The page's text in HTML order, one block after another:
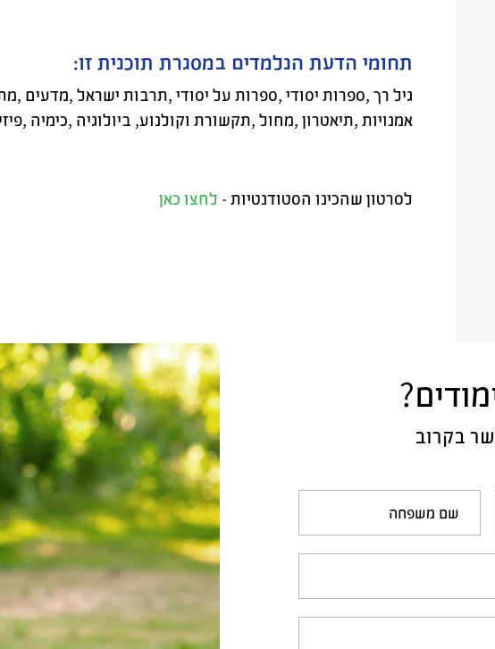
תחומי הדעת הנלמדים במסגרת תוכנית זו:
גיל רך,ספרות יסודי,ספרות על יסודי,תרבות ישראל,מדעים ,
אמנויות,תיאטרון,מחול,תקשורת וקולנוע, ביולוגיה ,כימיה ,
לסרטון שהכינו הסטודנטיות - לחצו כאן
בקרוב
שם משפחה